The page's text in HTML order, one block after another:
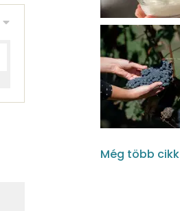
Még több cikk